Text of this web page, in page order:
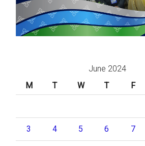
June 2024
M
T W T F
3 4 5 6 7